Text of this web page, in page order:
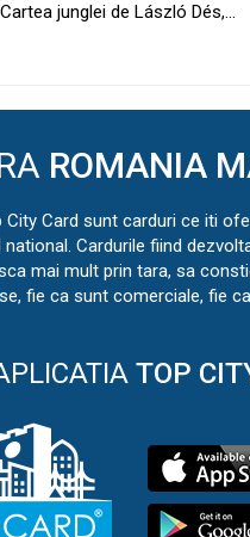
junglei de László Dés,…
ROMANIA
City Card sunt carduri ce iti
Cardurile fiind
mai mult prin tara, sa
fie ca sunt comerciale, fie
TOP